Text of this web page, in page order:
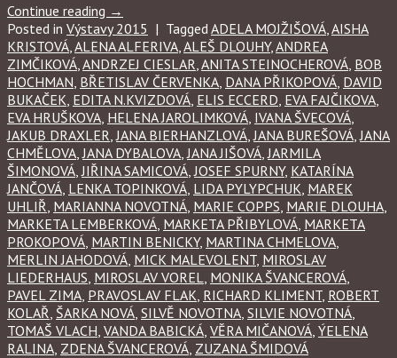
Continue reading →
Posted in Výstavy 2015 | Tagged ADELA MOJŽIŠOVÁ AISHA
KRISTOVÁ ALENA ALFERIVA ALEŠ DLOUHY, ANDREA
ZIMČIKOVÁ ANDRZEJ CIESLAR ANITA STEINOCHEROVÁ BOB
HOCHMAN BŘETISLAV ČERVENKA DANA PŘIKOPOVÁ DAVID
BUKAČEK EDITA N.KVIZDOVÁ ELIS ECCERD EVA FAJČIKOVA
EVA HRUŠKOVA HELENA JAROLIMKOVÁ IVANA ŠVECOVÁ
JAKUB DRAXLER JANA BIERHANZLOVÁ JANA BUREŠOVÁ JANA
CHMĚLOVA JANA DYBALOVA JANA JIŠOVÁ JARMILA
ŠIMONOVÁ JIŘINA SAMICOVÁ JOSEF SPURNY, KATARÍNA
JANČOVÁ LENKA TOPINKOVÁ LIDA PYLYPCHUK MAREK
UHLIŘ MARIANNA NOVOTNÁ MARIE COPPS MARIE DLOUHA
MARKETA LEMBERKOVÁ MARKETA PŘIBYLOVÁ MARKETA
PROKOPOVÁ MARTIN BENICKY, MARTINA CHMELOVA
MERLIN JAHODOVÁ MICK MALEVOLENT, MIROSLAV
LIEDERHAUS MIROSLAV VOREL MONIKA ŠVANCEROVÁ
PAVEL ZIMA PRAVOSLAV FLAK RICHARD KLIMENT, ROBERT
KOLAŘ ŠARKA NOVÁ SILVĚ NOVOTNA SILVIE NOVOTNÁ
TOMAŠ VLACH VANDA BABICKÁ VĚRA MIČANOVÁ ÝELENA
RALINA ZDENA ŠVANCEROVÁ ZUZANA ŠMIDOVÁ